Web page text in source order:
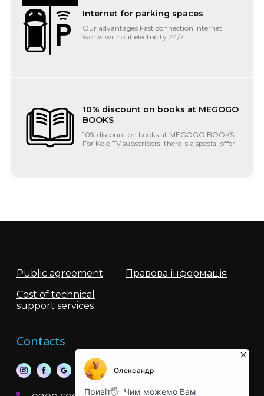
Internet for parking spaces
Our advantages Fast connection Internet
works without electricity 24/7 ...
10% discount on books at MEGOGO
BOOKS
10% discount on books at MEGOGO BOOKS
For Kolo.TV subscribers, there is a special offer
one tariff
Petrovsky Kvartal E...
Public agreement
Правова інформація
Cost of technical
support services
Contacts